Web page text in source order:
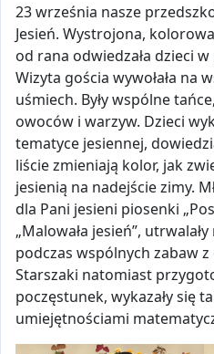
23 września nasze
Jesień. Wystrojona,
od rana odwiedzała dzieci
Wizyta gościa wywołała na
uśmiech. Były wspólne
owoców i warzyw. Dzieci
tematyce jesiennej,
liście zmieniają kolor, jak
jesienią na nadejście zimy.
dla Pani jesieni piosenki
„Malowała jesień”,
podczas wspólnych zabaw
Starszaki natomiast
poczęstunek, wykazały się
umiejętnościami